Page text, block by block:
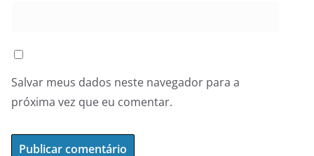
Salvar meus dados neste navegador para a
próxima vez que eu comentar.